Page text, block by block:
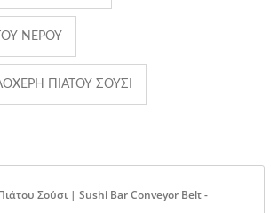
ΝΕΡΟΎ
ΠΙΆΤΟΥ ΣΟΎΣΙ
Σούσι | Sushi Bar Conveyor Belt -